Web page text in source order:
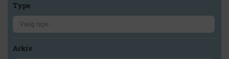
Type
Arkiv